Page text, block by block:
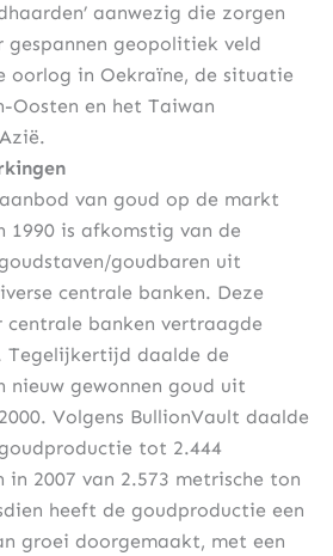
aanwezig die zorgen
gespannen geopolitiek veld
oorlog in Oekraïne, de situatie
Oosten en het Taiwan
van goud op de markt
1990 is afkomstig van de
goudbaren uit
centrale banken. Deze
centrale banken vertraagde
Tegelijkertijd daalde de
nieuw gewonnen goud uit
Volgens BullionVault daalde
tot 2.444
in 2007 van 2.573 metrische ton
heeft de goudproductie een
groei doorgemaakt, met een